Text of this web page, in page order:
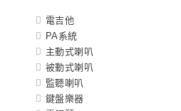
電吉他
PA系統
主動式喇叭
被動式喇叭
監聽喇叭
鍵盤樂器